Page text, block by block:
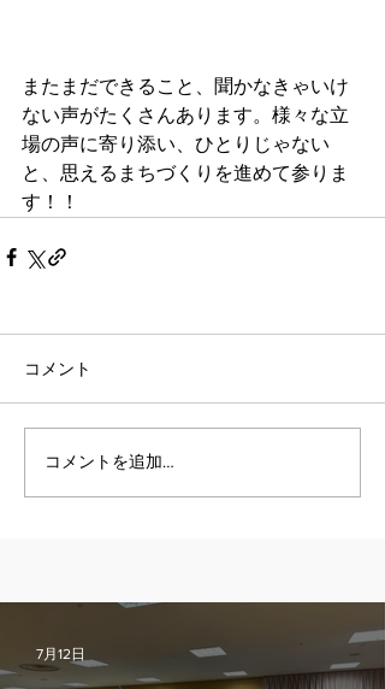
またまだできること、聞かなきゃいけ
ない声がたくさんあります。様々な立
場の声に寄り添い、ひとりじゃない
と、思えるまちづくりを進めて参りま
す！！
コメント
コメントを追加…
7月12日